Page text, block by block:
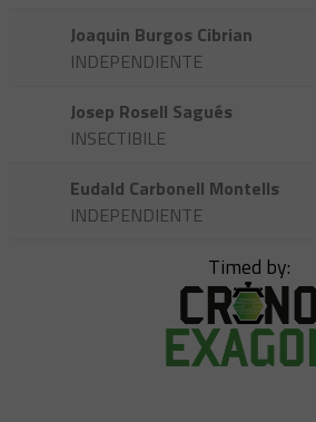
Joaquin Burgos Cibrian
INDEPENDIENTE
Josep Rosell Sagués
INSECTIBILE
Eudald Carbonell Montells
INDEPENDIENTE
Timed by: